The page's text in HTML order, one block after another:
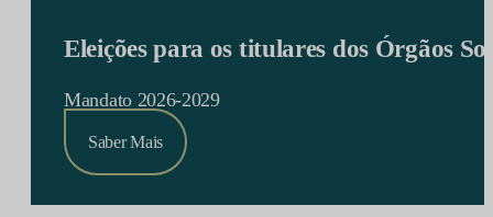
Eleições para os titulares dos Órgãos
Mandato 2026-2029
Saber Mais